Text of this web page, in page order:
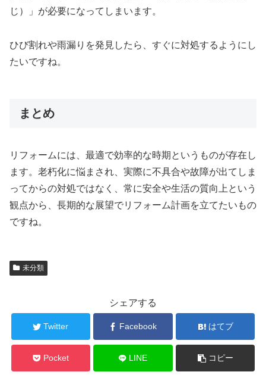
じ）」が必要になってしまいます。
ひび割れや雨漏りを発見したら、すぐに対処するようにし
たいですね。
まとめ
リフォームには、最適で効率的な時期というものが存在し
ます。老朽化に悩まされ、実際に不具合や故障が出てしま
ってからの対処ではなく、常に安全や生活の質向上という
観点から、長期的な展望でリフォーム計画を立てたいもの
ですね。
未分類
シェアする
Twitter Facebook はてブ
Pocket LINE コピー